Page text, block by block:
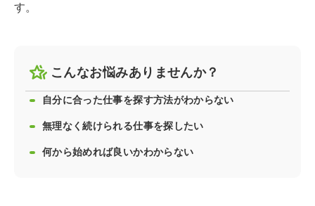
す。
こんなお悩みありませんか？
自分に合った仕事を探す方法がわからない
無理なく続けられる仕事を探したい
何から始めれば良いかわからない